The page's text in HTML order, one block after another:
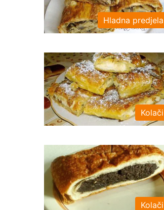
Hladna predjela
Kolači
Kolači